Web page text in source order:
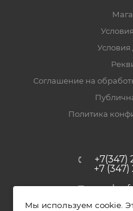
Условия
Соглашение на
Политика
+7(347)
+7
upak-
Мы используем cookie.